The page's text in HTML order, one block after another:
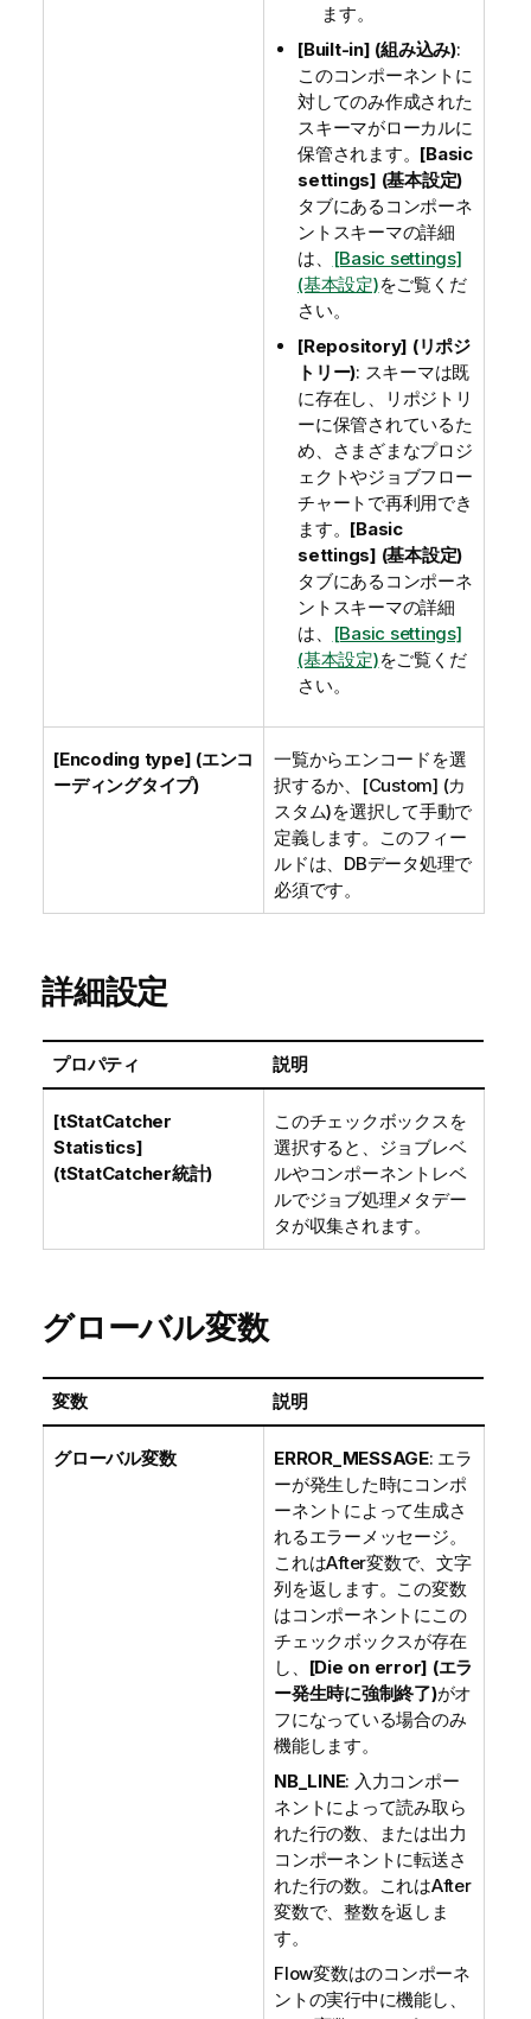
ます。
[Built-in] (組み込み):
このコンポーネントに
対してのみ作成された
スキーマがローカルに
保管されます。 [Basic
settings] (基本設定)
タブにあるコンポーネ
ントスキーマの詳細
は、
[Basic settings]
(基本設定)をご覧くだ
さい。
[Repository] (リポジ
トリー): スキーマは既
に存在し、リポジトリ
ーに保管されているた
め、さまざまなプロジ
ェクトやジョブフロー
チャートで再利用でき
ます。 [Basic
settings] (基本設定)
タブにあるコンポーネ
ントスキーマの詳細
は、
[Basic settings]
(基本設定)をご覧くだ
さい。
[Encoding type] (エンコ
ーディングタイプ)
一覧からエンコードを選
択するか、[Custom] (カ
スタム)を選択して手動で
定義します。このフィー
ルドは、DBデータ処理で
必須です。
詳細設定
プロパティ 説明
[tStatCatcher
Statistics]
(tStatCatcher統計)
このチェックボックスを
選択すると、ジョブレベ
ルやコンポーネントレベ
ルでジョブ処理メタデー
タが収集されます。
グローバル変数
変数 説明
グローバル変数 ERROR_MESSAGE: エラ
ーが発生した時にコンポ
ーネントによって生成さ
れるエラーメッセージ。
これはAfter変数で、文字
列を返します。この変数
はコンポーネントにこの
チェックボックスが存在
し、 [Die on error] (エラ
ー発生時に強制終了)がオ
フになっている場合のみ
機能します。
NB_LINE: 入力コンポー
ネントによって読み取ら
れた行の数、または出力
コンポーネントに転送さ
れた行の数。これはAfter
変数で、整数を返しま
す。
Flow変数はのコンポーネ
ントの実行中に機能し、